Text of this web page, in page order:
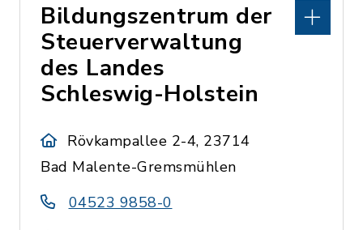
Bildungszentrum der
Steuerverwaltung
des Landes
Schleswig-Holstein
Rövkampallee 2-4, 23714
Bad Malente-Gremsmühlen
04523 9858-0